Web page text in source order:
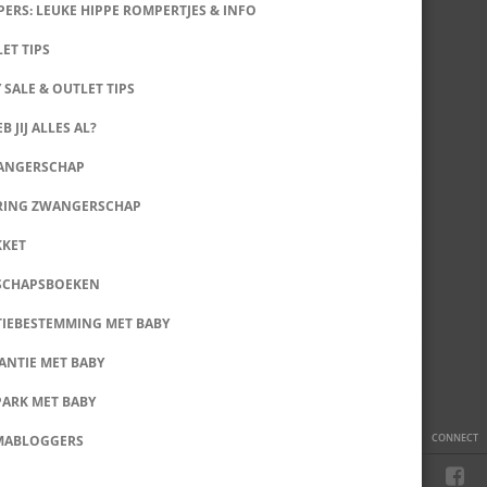
CONNECT
LEUKE HIPPE ROMPERTJES & INFO
TIPS
SALE & OUTLET TIPS
JIJ ALLES AL?
ZWANGERSCHAP
MET BABY
MET BABY
MET BABY